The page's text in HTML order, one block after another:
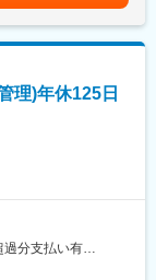
境／
境です
時間も削減！
っかりとお休みを
能です。そのため
理)年休125日
分支払い有